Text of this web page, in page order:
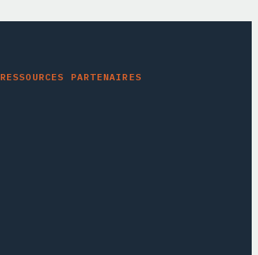
RESSOURCES PARTENAIRES